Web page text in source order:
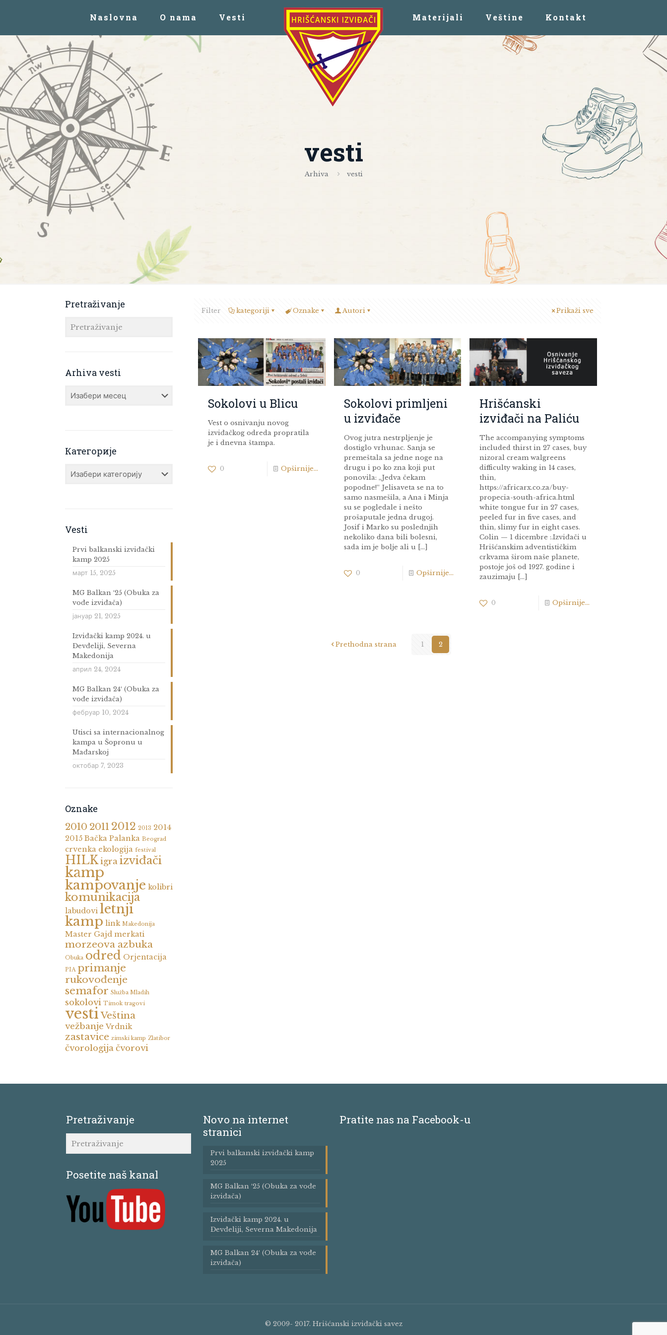
Naslovna O nama Vesti Materijali Veštine Kontakt
vesti
Arhiva vesti
Filter kategoriji Oznake Autori Prikaži sve
Sokolovi u Blicu
Vest o osnivanju novog
izviđačkog odreda propratila
je i dnevna štampa.
0 Opširnije...
Sokolovi primljeni
u izviđače
Ovog jutra nestrpljenje je
dostiglo vrhunac. Sanja se
premeštala sa jedne noge na
drugu i po ko zna koji put
ponovila: „Jedva čekam
popodne!“ Jelisaveta se na to
samo nasmešila, a Ana i Minja
su se pogledale i nešto
prošaputale jedna drugoj.
Josif i Marko su poslednjih
nekoliko dana bili bolesni,
sada im je bolje ali u […]
0 Opširnije...
Hrišćanski
izviđači na Paliću
The accompanying symptoms
included thirst in 27 cases, buy
nizoral cream walgreens
difficulty waking in 14 cases,
thin,
https://africarx.co.za/buy-
propecia-south-africa.html
white tongue fur in 27 cases,
peeled fur in five cases, and
thin, slimy fur in eight cases.
Colin — 1 dicembre :.Izviđači u
Hrišćanskim adventističkim
crkvama širom naše planete,
postoje još od 1927. godine i
zauzimaju […]
0 Opširnije...
Prethodna strana 1 2
Pretraživanje
Arhiva vesti
vesti
Категорије
Vesti
Prvi balkanski izviđački
kamp 2025
март 15, 2025
MG Balkan ′25 (Obuka za
vođe izviđača)
јануар 21, 2025
Izviđački kamp 2024. u
Đevđeliji, Severna
Makedonija
април 24, 2024
MG Balkan 24′ (Obuka za
vođe izviđača)
фебруар 10, 2024
Utisci sa internacionalnog
kampa u Šopronu u
Mađarskoj
октобар 7, 2023
Oznake
2010 2011 2012 2013 2014
2015 Bačka Palanka Beograd
crvenka ekologija festival
HILKigraizviđači
kamp
kampovanje kolibri
komunikacija
labudovi letnji
kamp link Makedonija
Master Gajd merkati
morzeova azbuka
Obuka odred Orjentacija
PIA primanje
rukovođenje
semafor Služba Mladih
sokolovi Timok tragovi
vesti Veština
vežbanje Vrdnik
zastavice zimski kamp Zlatibor
čvorologijačvorovi
Pretraživanje
Posetite naš kanal
Novo na internet
stranici
Prvi balkanski izviđački kamp
2025
MG Balkan ′25 (Obuka za vođe
izviđača)
Izviđački kamp 2024. u
Đevđeliji, Severna Makedonija
MG Balkan 24′ (Obuka za vođe
izviđača)
Pratite nas na Facebook-u
© 2009- 2017. Hrišćanski izviđački savez